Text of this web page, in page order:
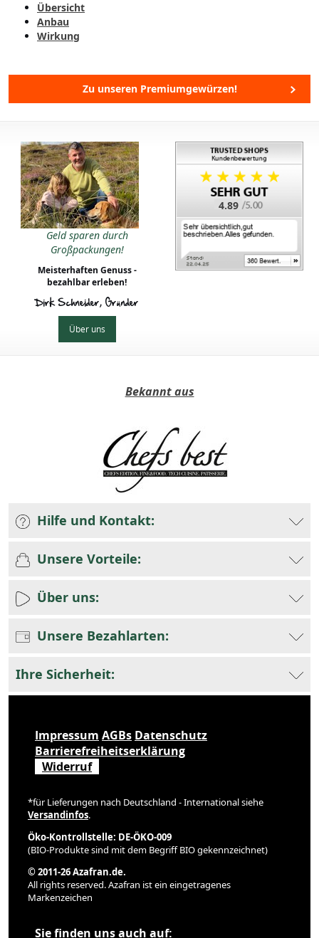
Übersicht
Anbau
Wirkung
Zu unseren Premiumgewürzen!
Geld sparen durch
Großpackungen!
Meisterhaften Genuss -
bezahlbar erleben!
Dirk Schneider, Gründer
Über uns
4.89
Bekannt aus
Hilfe und Kontakt:
Unsere Vorteile:
Über uns:
Unsere Bezahlarten:
Ihre Sicherheit:
Impressum AGBs Datenschutz
Barrierefreiheitserklärung
Widerruf
*für Lieferungen nach Deutschland - International siehe
Versandinfos.
Öko-Kontrollstelle: DE-ÖKO-009
(BIO-Produkte sind mit dem Begriff BIO gekennzeichnet)
© 2011-26 Azafran.de.
All rights reserved. Azafran ist ein eingetragenes
Markenzeichen
Sie finden uns auch auf: